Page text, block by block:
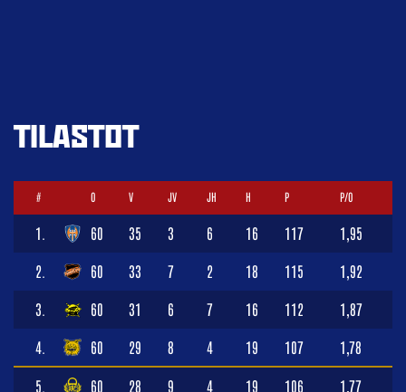
TILASTOT
# O V JV JH H P P/O
1. 60 35 3 6 16 117 1,95
2. 60 33 7 2 18 115 1,92
3. 60 31 6 7 16 112 1,87
4. 60 29 8 4 19 107 1,78
5. 60 28 9 4 19 106 1,77